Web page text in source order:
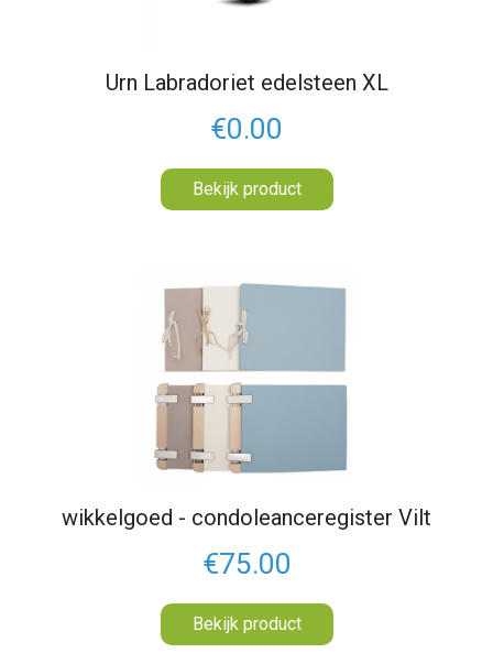
Urn Labradoriet edelsteen XL
€0.00
Bekijk product
wikkelgoed - condoleanceregister Vilt
€75.00
Bekijk product